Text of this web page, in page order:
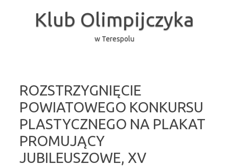
Klub Olimpijczyka
w Terespolu
ROZSTRZYGNIĘCIE
POWIATOWEGO KONKURSU
PLASTYCZNEGO NA PLAKAT
PROMUJĄCY
JUBILEUSZOWE, XV